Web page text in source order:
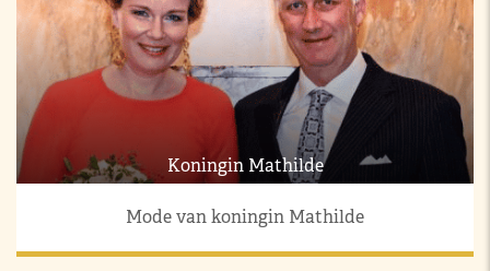
Koningin Mathilde
Mode van koningin Mathilde